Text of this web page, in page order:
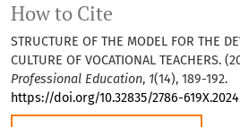
How to Cite
STRUCTURE OF THE MODEL FOR THE
CULTURE OF VOCATIONAL TEACHERS.
Professional Education, 1(14), 189-192.
https://doi.org/10.32835/2786-